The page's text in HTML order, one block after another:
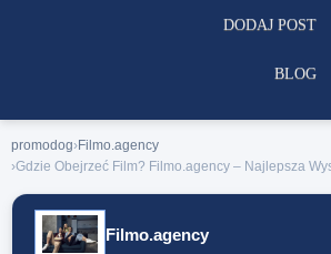
DODAJ POST
BLOG
promodog›Filmo.agency
›Gdzie Obejrzeć Film? Filmo.agency – Najlepsza
Filmo.agency